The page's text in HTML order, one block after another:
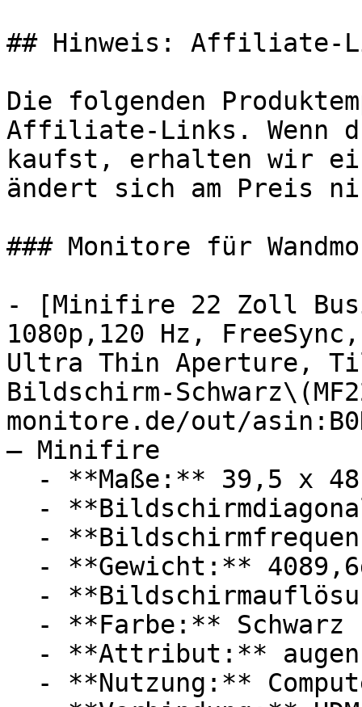
## Hinweis: Affiliate-
Die folgenden
Affiliate-Links. Wenn
kaufst, erhalten wir
ändert sich am Preis
### Monitore für
- [Minifire 22 Zoll
1080p,120 Hz,
Ultra Thin Aperture,
Bildschirm-
monitore.de/out/
— Minifire